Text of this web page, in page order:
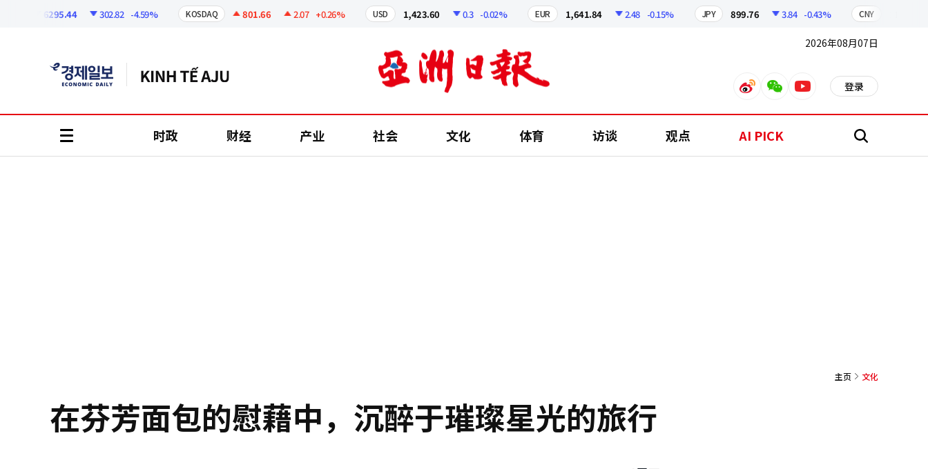
6295.44 302.82 -4.59% KOSDAQ 801.66 2.07 +0.26% USD 1,423.60 0.3 -0.02% EUR 1,641.84 2.48 -0.15% JPY 899.76 3.84 -0.43% CNY 210.96
2026年08月07日
weiboweixinyoutube 登录
时政 财经 产业 社会 文化 体育 访谈 观点 AI PICK 搜
主页 文化
在芬芳面包的慰藉中，沉醉于璀璨星光的旅行